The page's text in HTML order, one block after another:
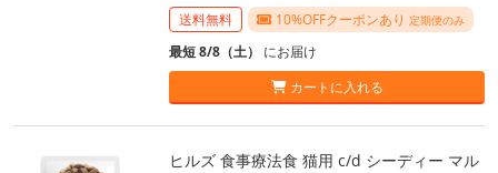
送料無料 10%OFFクーポンあり 定期便のみ
最短 8/8（土） にお届け
カートに入れる
ヒルズ 食事療法食 猫用 c/d シーディー マル